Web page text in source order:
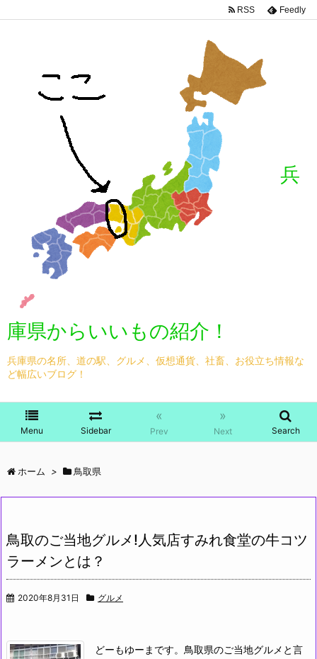
兵
庫県からいいもの紹介！
兵庫県の名所、道の駅、グルメ、仮想通貨、社畜、お役立ち情報な
ど幅広いブログ！
Menu Sidebar
«
Prev
»
Next Search
RSS Feedly
ホーム > 鳥取県
鳥取のご当地グルメ!人気店すみれ食堂の牛コツ
ラーメンとは？
2020年8月31日 グルメ
どーもゆーまです。 鳥取県のご当地グルメと言